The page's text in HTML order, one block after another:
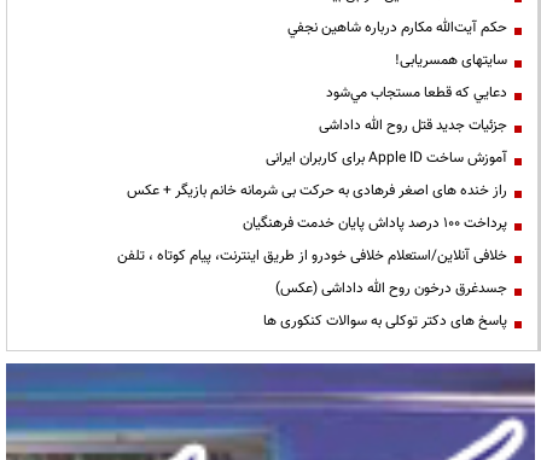
حكم آيت‌الله مكارم درباره شاهين نجفي
سایتهای همسریابی!
دعايي كه قطعا مستجاب مي‌شود
جزئیات جدید قتل روح الله داداشی
آموزش ساخت Apple ID برای کاربران ایرانی
راز خنده های اصغر فرهادی به حرکت بی شرمانه خانم بازیگر + عکس
پرداخت ۱۰۰ درصد پاداش پایان خدمت فرهنگیان
خلافی آنلاین/استعلام خلافی خودرو از طریق اینترنت، پیام کوتاه ، تلفن
جسدغرق درخون روح الله داداشی (عکس)
پاسخ های دکتر توکلی به سوالات کنکوری ها